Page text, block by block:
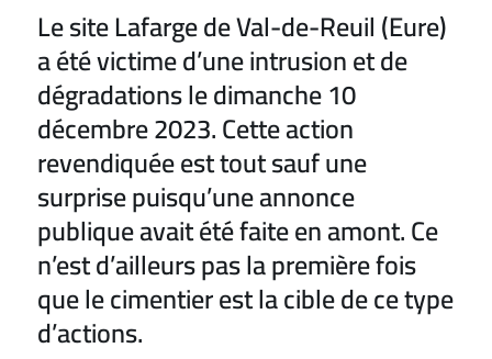
Le site Lafarge de Val-de-Reuil (Eure)
a été victime d’une intrusion et de
dégradations le dimanche 10
décembre 2023. Cette action
revendiquée est tout sauf une
surprise puisqu’une annonce
publique avait été faite en amont. Ce
n’est d’ailleurs pas la première fois
que le cimentier est la cible de ce type
d’actions.